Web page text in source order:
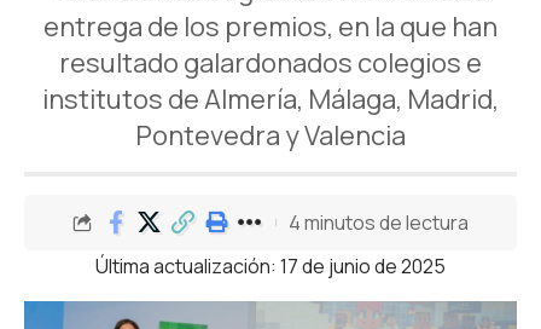
entrega de los premios, en la que han
resultado galardonados colegios e
institutos de Almería, Málaga, Madrid,
Pontevedra y Valencia
Última actualización: 17 de junio de 2025
4 minutos de lectura